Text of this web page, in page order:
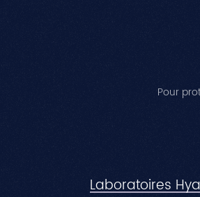
Pour
Laboratoires